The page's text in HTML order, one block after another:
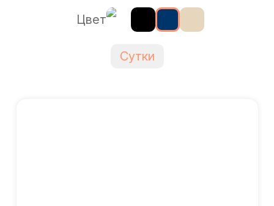
Цвет
Сутки